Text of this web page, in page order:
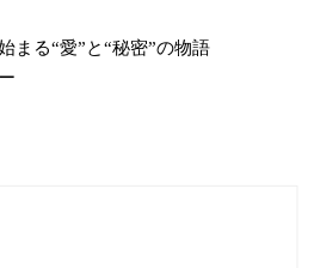
まる“愛”と“秘密”の物語